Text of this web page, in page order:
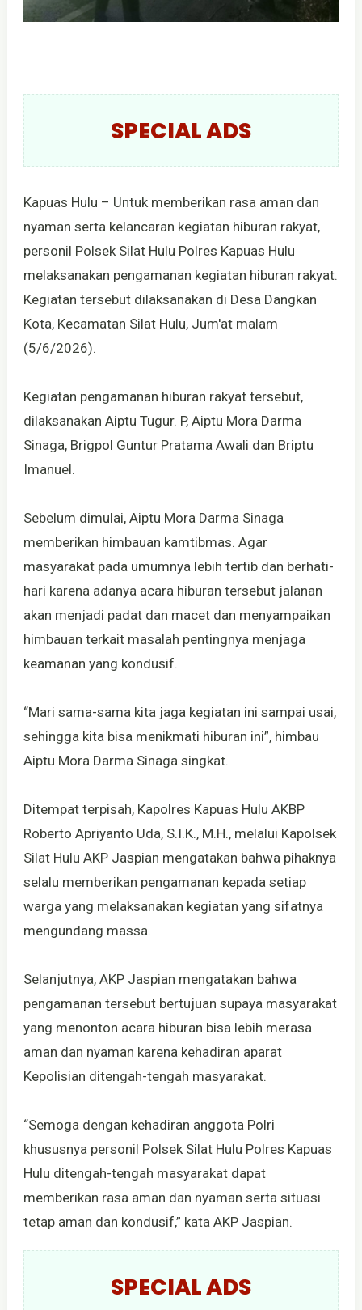
SPECIAL ADS
Kapuas Hulu – Untuk memberikan rasa aman dan
nyaman serta kelancaran kegiatan hiburan rakyat,
personil Polsek Silat Hulu Polres Kapuas Hulu
melaksanakan pengamanan kegiatan hiburan rakyat.
Kegiatan tersebut dilaksanakan di Desa Dangkan
Kota, Kecamatan Silat Hulu, Jum'at malam
(5/6/2026).
Kegiatan pengamanan hiburan rakyat tersebut,
dilaksanakan Aiptu Tugur. P, Aiptu Mora Darma
Sinaga, Brigpol Guntur Pratama Awali dan Briptu
Imanuel.
Sebelum dimulai, Aiptu Mora Darma Sinaga
memberikan himbauan kamtibmas. Agar
masyarakat pada umumnya lebih tertib dan berhati-
hari karena adanya acara hiburan tersebut jalanan
akan menjadi padat dan macet dan menyampaikan
himbauan terkait masalah pentingnya menjaga
keamanan yang kondusif.
“Mari sama-sama kita jaga kegiatan ini sampai usai,
sehingga kita bisa menikmati hiburan ini”, himbau
Aiptu Mora Darma Sinaga singkat.
Ditempat terpisah, Kapolres Kapuas Hulu AKBP
Roberto Apriyanto Uda, S.I.K., M.H., melalui Kapolsek
Silat Hulu AKP Jaspian mengatakan bahwa pihaknya
selalu memberikan pengamanan kepada setiap
warga yang melaksanakan kegiatan yang sifatnya
mengundang massa.
Selanjutnya, AKP Jaspian mengatakan bahwa
pengamanan tersebut bertujuan supaya masyarakat
yang menonton acara hiburan bisa lebih merasa
aman dan nyaman karena kehadiran aparat
Kepolisian ditengah-tengah masyarakat.
“Semoga dengan kehadiran anggota Polri
khususnya personil Polsek Silat Hulu Polres Kapuas
Hulu ditengah-tengah masyarakat dapat
memberikan rasa aman dan nyaman serta situasi
tetap aman dan kondusif,” kata AKP Jaspian.
SPECIAL ADS